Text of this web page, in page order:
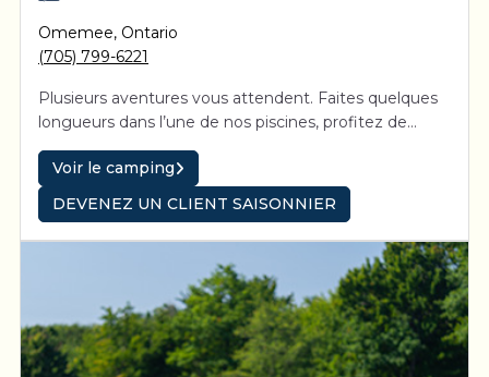
Omemee, Ontario
(705) 799-6221
Plusieurs aventures vous attendent. Faites quelques
longueurs dans l’une de nos piscines, profitez de
chaque rayon de soleil à la plage ou laissez-vous
tenter par une partie de golf miniature. Ici, les
vacanciers de tous les âges sont invités à participer à
une multitude d’activités, que ce soit une partie de
volleyball de plage, de palets, de fers ou encore, une
baignade dans la piscine avec fontaine.
Voir le camping
DEVENEZ UN CLIENT SAISONNIER